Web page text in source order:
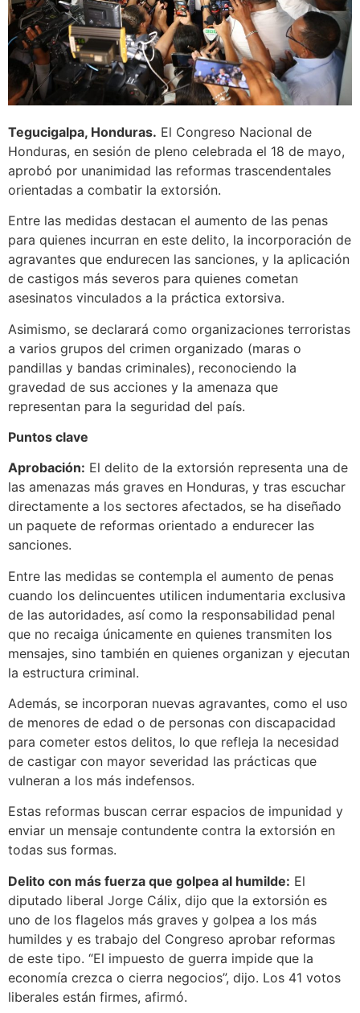
Tegucigalpa, Honduras. El Congreso Nacional de
Honduras, en sesión de pleno celebrada el 18 de mayo,
aprobó por unanimidad las reformas trascendentales
orientadas a combatir la extorsión.
Entre las medidas destacan el aumento de las penas
para quienes incurran en este delito, la incorporación de
agravantes que endurecen las sanciones, y la aplicación
de castigos más severos para quienes cometan
asesinatos vinculados a la práctica extorsiva.
Asimismo, se declarará como organizaciones terroristas
a varios grupos del crimen organizado (maras o
pandillas y bandas criminales), reconociendo la
gravedad de sus acciones y la amenaza que
representan para la seguridad del país.
Puntos clave
Aprobación: El delito de la extorsión representa una de
las amenazas más graves en Honduras, y tras escuchar
directamente a los sectores afectados, se ha diseñado
un paquete de reformas orientado a endurecer las
sanciones.
Entre las medidas se contempla el aumento de penas
cuando los delincuentes utilicen indumentaria exclusiva
de las autoridades, así como la responsabilidad penal
que no recaiga únicamente en quienes transmiten los
mensajes, sino también en quienes organizan y ejecutan
la estructura criminal.
Además, se incorporan nuevas agravantes, como el uso
de menores de edad o de personas con discapacidad
para cometer estos delitos, lo que refleja la necesidad
de castigar con mayor severidad las prácticas que
vulneran a los más indefensos.
Estas reformas buscan cerrar espacios de impunidad y
enviar un mensaje contundente contra la extorsión en
todas sus formas.
Delito con más fuerza que golpea al humilde: El
diputado liberal Jorge Cálix, dijo que la extorsión es
uno de los flagelos más graves y golpea a los más
humildes y es trabajo del Congreso aprobar reformas
de este tipo. “El impuesto de guerra impide que la
economía crezca o cierra negocios”, dijo. Los 41 votos
liberales están firmes, afirmó.